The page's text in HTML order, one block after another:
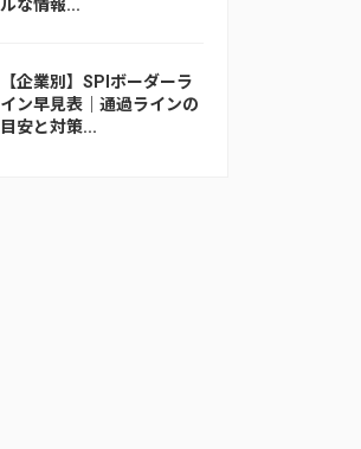
ルな情報...
【企業別】SPIボーダーラ
イン早見表｜通過ラインの
目安と対策...